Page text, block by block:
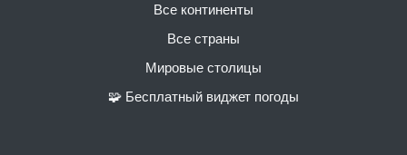
Все континенты
Все страны
Мировые столицы
🧩 Бесплатный виджет погоды